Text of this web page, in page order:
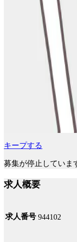
キープする
募集が停止していま
求人概要
求人番号 944102